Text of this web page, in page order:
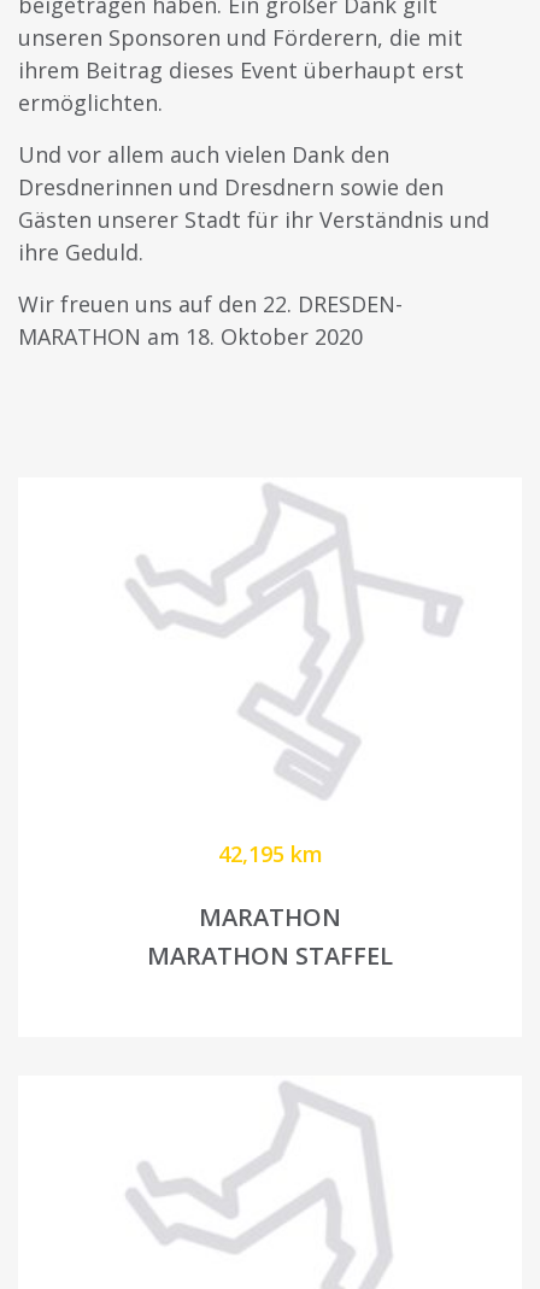
unseren Sponsoren und Förderern, die mit
ihrem Beitrag dieses Event überhaupt erst
ermöglichten.
Und vor allem auch vielen Dank den
Dresdnerinnen und Dresdnern sowie den
Gästen unserer Stadt für ihr Verständnis und
ihre Geduld.
Wir freuen uns auf den 22. DRESDEN-
MARATHON am 18. Oktober 2020
42,195 km
MARATHON
MARATHON STAFFEL